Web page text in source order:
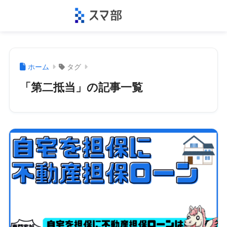
ホーム タグ
「第二抵当」の記事一覧